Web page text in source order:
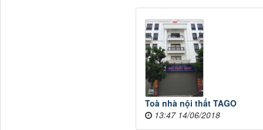
Toà nhà nội thất TAGO
13:47 14/06/2018